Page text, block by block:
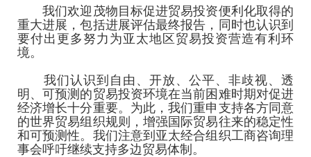
我们欢迎茂物目标促进贸易投资便利化取得的
重大进展，包括进展评估最终报告，同时也认识到
要付出更多努力为亚太地区贸易投资营造有利环
境。
我们认识到自由、开放、公平、非歧视、透
明、可预测的贸易投资环境在当前困难时期对促进
经济增长十分重要。为此，我们重申支持各方同意
的世界贸易组织规则，增强国际贸易往来的稳定性
和可预测性。我们注意到亚太经合组织工商咨询理
事会呼吁继续支持多边贸易体制。